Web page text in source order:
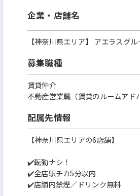
の他にも年間個人賞や店舗順位
景品が盛りだくさん✨
未経験入社2年目で店長になっ
列ではありません❗️その他にも
など他部署にも店舗経験者が配
キャリアを描くことが可能です✨
⭐ライフステージの変化も安心
産休・育休の取得実績もあり
金、育児サポートなどの制度も
員の家族も大切にする」のが当社
企業・店舗名
【神奈川県エリア】 アエラスグル
募集職種
賃貸仲介
不動産営業職（賃貸のルームアド
配属先情報
【神奈川県エリアの6店舗】
✔️転勤ナシ！
✔️全店駅チカ5分以内
✔️店舗内禁煙／ドリンク無料